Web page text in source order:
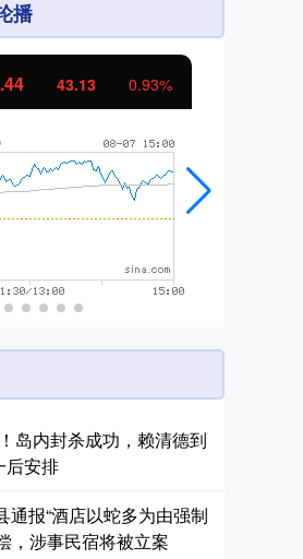
播
43.13 0.93%
岛内封杀成功，赖清德到
后安排
通报“酒店以蛇多为由强制
，涉事民宿将被立案